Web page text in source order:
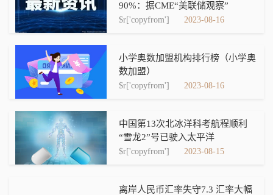
90%：据CME“美联储观察”
$r['copyfrom'] 2023-08-16
小学奥数加盟机构排行榜（小学奥
数加盟）
$r['copyfrom'] 2023-08-16
中国第13次北冰洋科考航程顺利
“雪龙2”号已驶入太平洋
$r['copyfrom'] 2023-08-15
离岸人民币汇率失守7.3 汇率大幅